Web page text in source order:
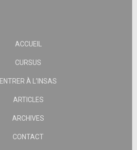
ACCUEIL
CURSUS
ENTRER À L’INSAS
ARTICLES
ARCHIVES
CONTACT